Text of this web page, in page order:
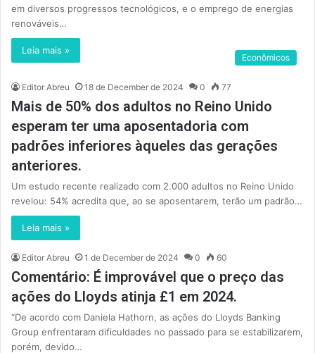
em diversos progressos tecnológicos, e o emprego de energias
renováveis…
Leia mais »
Econômicos
Editor Abreu 18 de December de 2024 0 77
Mais de 50% dos adultos no Reino Unido
esperam ter uma aposentadoria com
padrões inferiores àqueles das gerações
anteriores.
Um estudo recente realizado com 2.000 adultos no Reino Unido
revelou: 54% acredita que, ao se aposentarem, terão um padrão…
Leia mais »
Editor Abreu 1 de December de 2024 0 60
Comentário: É improvável que o preço das
ações do Lloyds atinja £1 em 2024.
“De acordo com Daniela Hathorn, as ações do Lloyds Banking
Group enfrentaram dificuldades no passado para se estabilizarem,
porém, devido…